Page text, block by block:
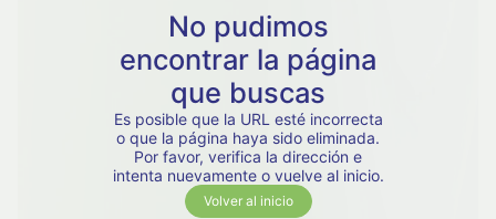
No pudimos
encontrar la página
que buscas
Es posible que la URL esté incorrecta
o que la página haya sido eliminada.
Por favor, verifica la dirección e
intenta nuevamente o vuelve al inicio.
Volver al inicio